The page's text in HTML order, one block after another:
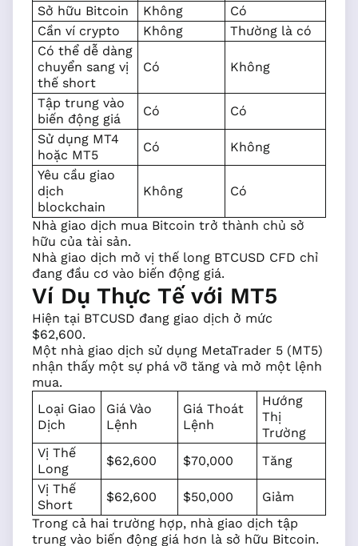
Sở hữu Bitcoin
Không
Có
Cần ví crypto
Không
Thường là có
Có thể dễ dàng
chuyển sang vị
thế short
Có Không
Tập trung vào
biến động giá
Có
Có
Sử dụng MT4
hoặc MT5
Có
Không
Yêu cầu giao
dịch
blockchain
Không Có
Nhà giao dịch mua Bitcoin trở thành chủ sở
hữu của tài sản.
Nhà giao dịch mở vị thế long BTCUSD CFD chỉ
đang đầu cơ vào biến động giá.
Ví Dụ Thực Tế với MT5
Hiện tại BTCUSD đang giao dịch ở mức
$62,600.
Một nhà giao dịch sử dụng MetaTrader 5 (MT5)
nhận thấy một sự phá vỡ tăng và mở một lệnh
mua.
Loại Giao
Dịch
Giá Vào
Lệnh
Giá Thoát
Lệnh
Hướng
Thị
Trường
Vị Thế
Long
$62,600 $70,000
Tăng
Vị Thế
Short
$62,600 $50,000
Giảm
Trong cả hai trường hợp, nhà giao dịch tập
trung vào biến động giá hơn là sở hữu Bitcoin.